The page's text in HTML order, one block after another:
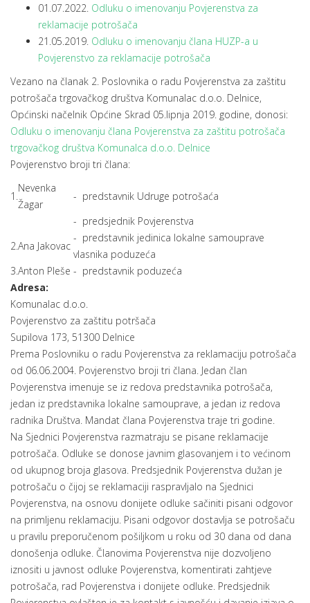
01.07.2022. Odluku o imenovanju Povjerenstva za
reklamacije potrošača
21.05.2019. Odluku o imenovanju člana HUZP-a u
Povjerenstvo za reklamacije potrošača
Vezano na članak 2. Poslovnika o radu Povjerenstva za zaštitu
potrošača trgovačkog društva Komunalac d.o.o. Delnice,
Općinski načelnik Općine Skrad 05.lipnja 2019. godine, donosi:
Odluku o imenovanju člana Povjerenstva za zaštitu potrošača
trgovačkog društva Komunalca d.o.o. Delnice
Povjerenstvo broji tri člana:
1.
Nevenka
Žagar
- predstavnik Udruge potrošaća
- predsjednik Povjerenstva
2.Ana Jakovac
- predstavnik jedinica lokalne samouprave
vlasnika poduzeća
3.Anton Pleše - predstavnik poduzeća
Adresa:
Komunalac d.o.o.
Povjerenstvo za zaštitu potršača
Supilova 173, 51300 Delnice
Prema Poslovniku o radu Povjerenstva za reklamaciju potrošača
od 06.06.2004. Povjerenstvo broji tri člana. Jedan član
Povjerenstva imenuje se iz redova predstavnika potrošača,
jedan iz predstavnika lokalne samouprave, a jedan iz redova
radnika Društva. Mandat člana Povjerenstva traje tri godine.
Na Sjednici Povjerenstva razmatraju se pisane reklamacije
potrošača. Odluke se donose javnim glasovanjem i to većinom
od ukupnog broja glasova. Predsjednik Povjerenstva dužan je
potrošaču o čijoj se reklamaciji raspravljalo na Sjednici
Povjerenstva, na osnovu donijete odluke sačiniti pisani odgovor
na primljenu reklamaciju. Pisani odgovor dostavlja se potrošaču
u pravilu preporučenom pošiljkom u roku od 30 dana od dana
donošenja odluke. Članovima Povjerenstva nije dozvoljeno
iznositi u javnost odluke Povjerenstva, komentirati zahtjeve
potrošača, rad Povjerenstva i donijete odluke. Predsjednik